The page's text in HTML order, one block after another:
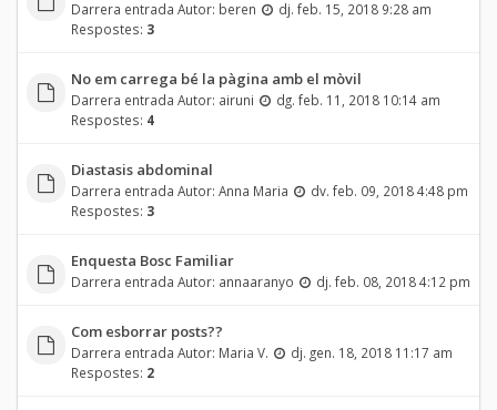
Darrera entrada Autor: beren
dj. feb. 15, 2018 9:28 am
Respostes: 3
No em carrega bé la pàgina amb el mòvil
Darrera entrada Autor: airuni
dg. feb. 11, 2018 10:14 am
Respostes: 4
Diastasis abdominal
Darrera entrada Autor: Anna Maria
dv. feb. 09, 2018 4:48 pm
Respostes: 3
Enquesta Bosc Familiar
Darrera entrada Autor: annaaranyo dj. feb. 08, 2018 4:12 pm
Com esborrar posts??
Darrera entrada Autor: Maria V.
dj. gen. 18, 2018 11:17 am
Respostes: 2